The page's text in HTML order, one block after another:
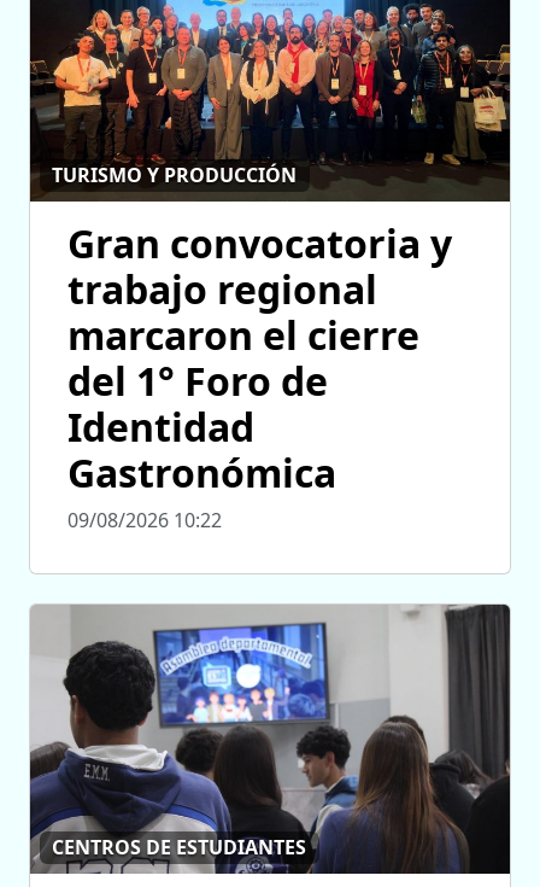
TURISMO Y PRODUCCIÓN
Gran convocatoria y
trabajo regional
marcaron el cierre
del 1° Foro de
Identidad
Gastronómica
09/08/2026 10:22
CENTROS DE ESTUDIANTES